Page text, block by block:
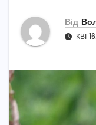
Від
КВІ